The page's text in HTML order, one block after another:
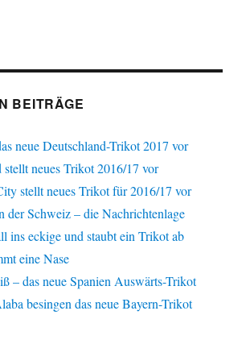
BEITRÄGE
neue Deutschland-Trikot 2017 vor
neues Trikot 2016/17 vor
stellt neues Trikot für 2016/17 vor
der Schweiz – die Nachrichtenlage
ins eckige und staubt ein Trikot ab
eine Nase
– das neue Spanien Auswärts-Trikot
besingen das neue Bayern-Trikot